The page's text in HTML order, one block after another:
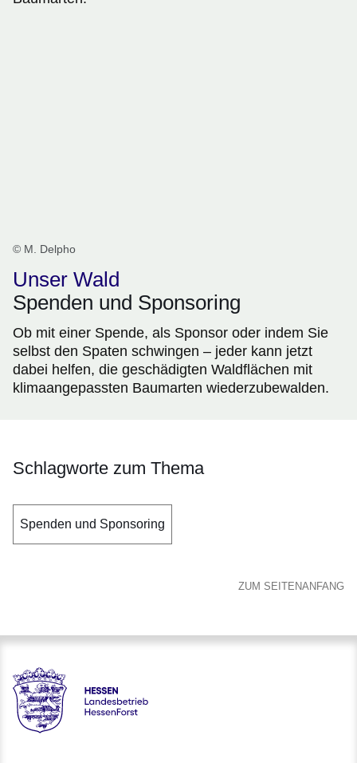
© M. Delpho
Unser Wald
Spenden und Sponsoring
Ob mit einer Spende, als Sponsor oder indem Sie
selbst den Spaten schwingen – jeder kann jetzt
dabei helfen, die geschädigten Waldflächen mit
klimaangepassten Baumarten wiederzubewalden.
Schlagworte zum Thema
Spenden und Sponsoring
ZUM SEITENANFANG
Hessen - Landesbetrieb HessenForst